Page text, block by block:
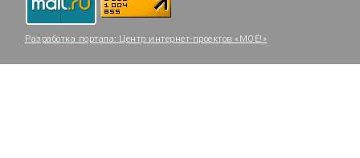
Разработка портала: Центр интернет-проектов «МОЁ!»